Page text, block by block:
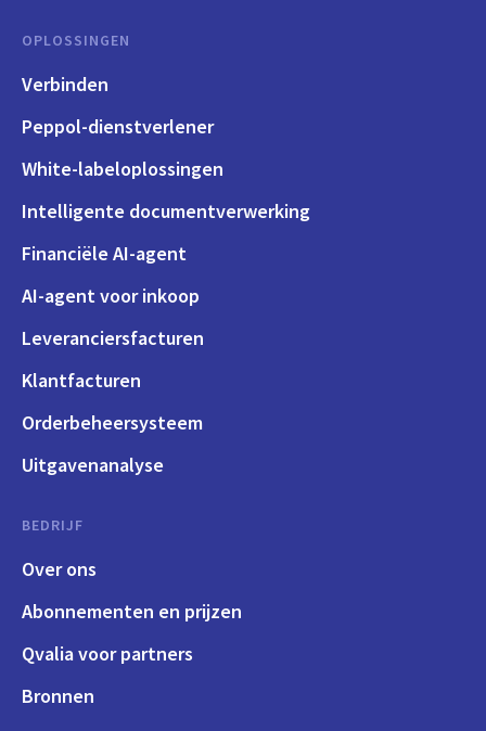
OPLOSSINGEN
Verbinden
Peppol-dienstverlener
White-labeloplossingen
Intelligente documentverwerking
Financiële AI-agent
AI-agent voor inkoop
Leveranciersfacturen
Klantfacturen
Orderbeheersysteem
Uitgavenanalyse
BEDRIJF
Over ons
Abonnementen en prijzen
Qvalia voor partners
Bronnen